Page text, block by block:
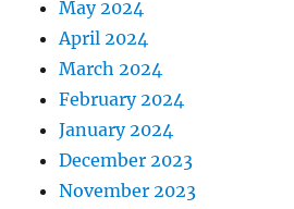
May 2024
April 2024
March 2024
February 2024
January 2024
December 2023
November 2023